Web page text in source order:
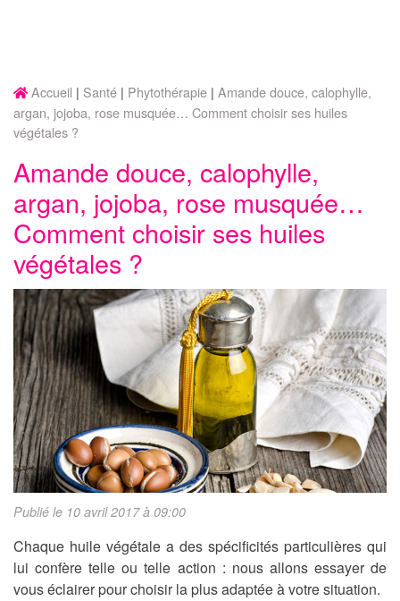
Accueil Santé Phytothérapie Amande douce, calophylle,
argan, jojoba, rose musquée… Comment choisir ses huiles
végétales ?
Amande douce, calophylle,
argan, jojoba, rose musquée…
Comment choisir ses huiles
végétales ?
Publié le 10 avril 2017 à 09:00
Chaque huile végétale a des spécificités particulières qui
lui confère telle ou telle action : nous allons essayer de
vous éclairer pour choisir la plus adaptée à votre situation.